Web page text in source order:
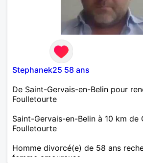
Stephanek25 58 ans
De Saint-Gervais-en-Belin pour
Foulletourte
Saint-Gervais-en-Belin à 10 km de
Foulletourte
Homme divorcé(e) de 58 ans
femme amoureuse